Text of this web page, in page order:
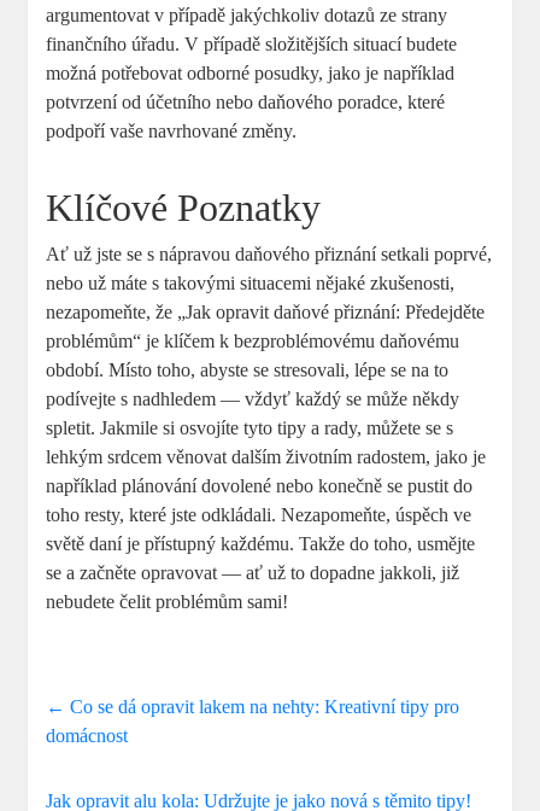
argumentovat v případě jakýchkoliv dotazů ze strany
finančního úřadu. V případě složitějších situací budete
možná potřebovat odborné posudky, jako je například
potvrzení od účetního nebo daňového poradce, které
podpoří vaše navrhované změny.
Klíčové Poznatky
Ať už jste se s nápravou daňového přiznání setkali poprvé,
nebo už máte s takovými situacemi nějaké zkušenosti,
nezapomeňte, že „Jak opravit daňové přiznání: Předejděte
problémům“ je klíčem k bezproblémovému daňovému
období. Místo toho, abyste se stresovali, lépe se na to
podívejte s nadhledem — vždyť každý se může někdy
spletit. Jakmile si osvojíte tyto tipy a rady, můžete se s
lehkým srdcem věnovat dalším životním radostem, jako je
například plánování dovolené nebo konečně se pustit do
toho resty, které jste odkládali. Nezapomeňte, úspěch ve
světě daní je přístupný každému. Takže do toho, usmějte
se a začněte opravovat — ať už to dopadne jakkoli, již
nebudete čelit problémům sami!
← Co se dá opravit lakem na nehty: Kreativní tipy pro
domácnost
Jak opravit alu kola: Udržujte je jako nová s těmito tipy!